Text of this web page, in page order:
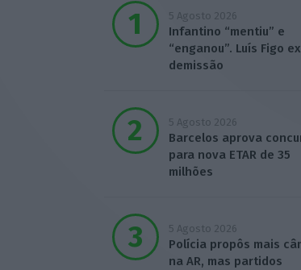
5 Agosto 2026
Infantino “mentiu” e
“enganou”. Luís Figo
demissão
5 Agosto 2026
Barcelos aprova
para nova ETAR de 35
milhões
5 Agosto 2026
Polícia propôs mais
na AR, mas partidos